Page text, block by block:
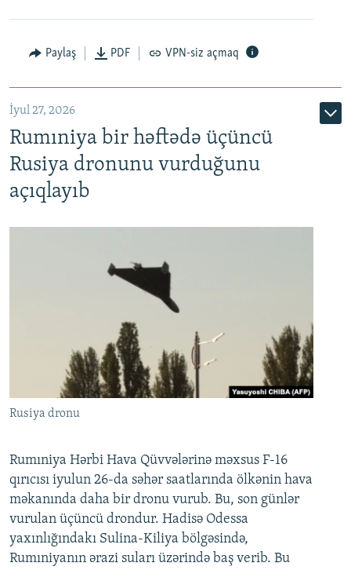
Paylaş PDF VPN-siz açmaq
İyul 27, 2026
Rumıniya bir həftədə üçüncü
Rusiya dronunu vurduğunu
açıqlayıb
Rusiya dronu
Rumıniya Hərbi Hava Qüvvələrinə məxsus F-16
qırıcısı iyulun 26-da səhər saatlarında ölkənin hava
məkanında daha bir dronu vurub. Bu, son günlər
vurulan üçüncü drondur. Hadisə Odessa
yaxınlığındakı Sulina-Kiliya bölgəsində,
Rumıniyanın ərazi suları üzərində baş verib. Bu